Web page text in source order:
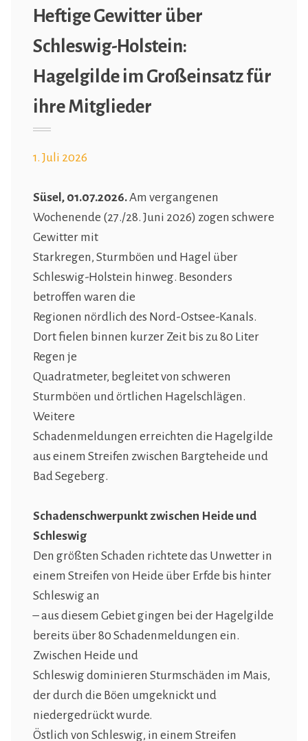
Heftige Gewitter über
Schleswig-Holstein:
Hagelgilde im Großeinsatz für
ihre Mitglieder
1. Juli 2026
Süsel, 01.07.2026.Am vergangenen
Wochenende (27./28. Juni 2026) zogen schwere
Gewitter mit
Starkregen, Sturmböen und Hagel über
Schleswig-Holstein hinweg. Besonders
betroffen waren die
Regionen nördlich des Nord-Ostsee-Kanals.
Dort fielen binnen kurzer Zeit bis zu 80 Liter
Regen je
Quadratmeter, begleitet von schweren
Sturmböen und örtlichen Hagelschlägen.
Weitere
Schadenmeldungen erreichten die Hagelgilde
aus einem Streifen zwischen Bargteheide und
Bad Segeberg.
Schadenschwerpunkt zwischen Heide und
Schleswig
Den größten Schaden richtete das Unwetter in
einem Streifen von Heide über Erfde bis hinter
Schleswig an
– aus diesem Gebiet gingen bei der Hagelgilde
bereits über 80 Schadenmeldungen ein.
Zwischen Heide und
Schleswig dominieren Sturmschäden im Mais,
der durch die Böen umgeknickt und
niedergedrückt wurde.
Östlich von Schleswig, in einem Streifen